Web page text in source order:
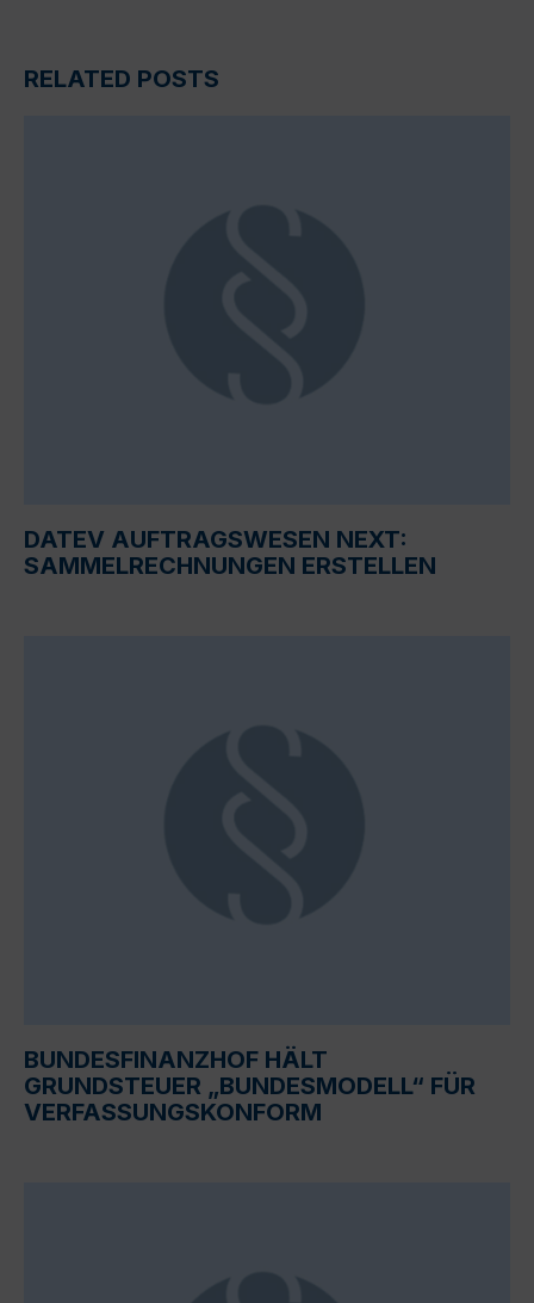
RELATED POSTS
DATEV AUFTRAGSWESEN NEXT:
SAMMELRECHNUNGEN ERSTELLEN
BUNDESFINANZHOF HÄLT
GRUNDSTEUER „BUNDESMODELL“ FÜR
VERFASSUNGSKONFORM